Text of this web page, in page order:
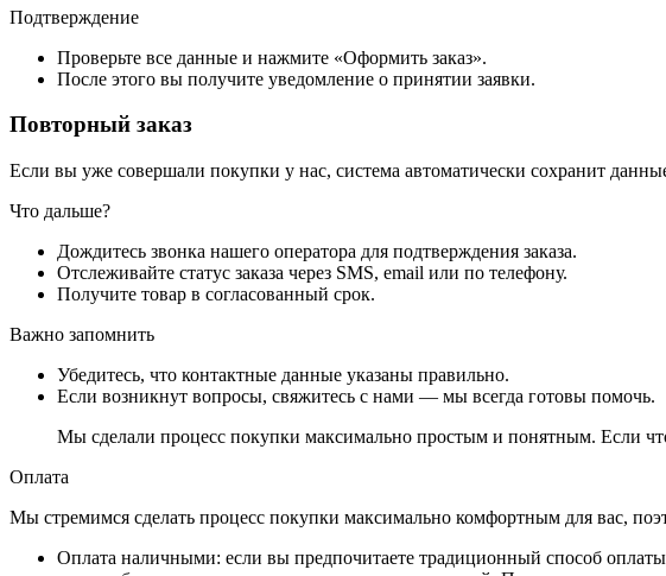
Подтверждение
Проверьте все данные и нажмите «Оформить заказ».
После этого вы получите уведомление о принятии заявки.
Повторный заказ
Если вы уже совершали покупки у нас, система автоматически сохранит
Что дальше?
Дождитесь звонка нашего оператора для подтверждения заказа.
Отслеживайте статус заказа через SMS, email или по телефону.
Получите товар в согласованный срок.
Важно запомнить
Убедитесь, что контактные данные указаны правильно.
Если возникнут вопросы, свяжитесь с нами — мы всегда готовы помочь.
Мы сделали процесс покупки максимально простым и понятным. Если
Оплата
Мы стремимся сделать процесс покупки максимально комфортным для вас,
Оплата наличными: если вы предпочитаете традиционный способ